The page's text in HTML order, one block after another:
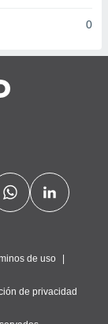
0
de uso
de privacidad